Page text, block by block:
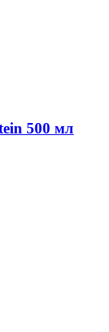
500 мл